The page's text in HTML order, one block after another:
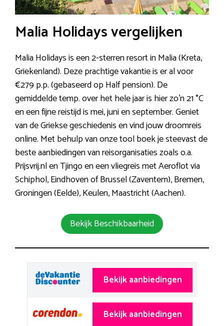
Malia Holidays vergelijken
Malia Holidays is een 2-sterren resort in Malia (Kreta,
Griekenland). Deze prachtige vakantie is er al voor
€279 p.p. (gebaseerd op Half pension). De
gemiddelde temp. over het hele jaar is hier zo’n 21 °C
en een fijne reistijd is mei, juni en september. Geniet
van de Griekse geschiedenis en vind jouw droomreis
online. Met behulp van onze tool boek je steevast de
beste aanbiedingen van reisorganisaties zoals o.a.
Prijsvrij.nl en Tjingo en een vliegreis met Aeroflot via
Schiphol, Eindhoven of Brussel (Zaventem), Bremen,
Groningen (Eelde), Keulen, Maastricht (Aachen).
Bekijk Beschikbaarheid
Bekijk aanbiedingen
Bekijk aanbiedingen